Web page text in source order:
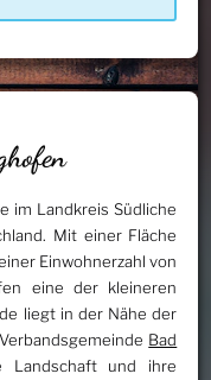
im Landkreis Südliche
Mit einer Fläche
Einwohnerzahl von
eine der kleineren
liegt in der Nähe der
Bad
und ihre